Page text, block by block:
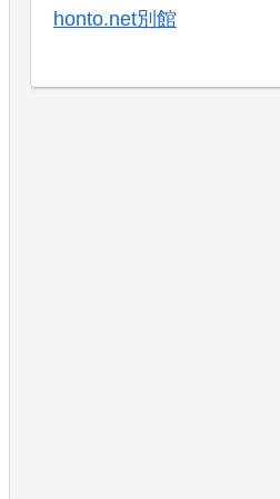
honto.net別館